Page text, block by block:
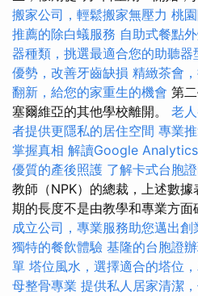
搬家公司，輕鬆搬家無壓力 桃
推薦的除白蟻服務 自助式餐點
器種類，挑選最適合您的助聽器
優勢，改善牙齒缺損 精緻茶會
翻新，給您的家重生的機會 第
塞爾維亞的其他學校離開。 老
者提供更隱私的居住空間 專業
掌握真相 解讀Google
優質的產後照護 了解卡式台胞
教師（NPK）的總裁，上述數
期的長度不是由教學和專業方面
成立公司，專業服務助您邁出創
獨特的餐飲體驗 基隆的台胞證
單 塔位風水，選擇適合的塔位
母整骨專業 提供私人居家清潔